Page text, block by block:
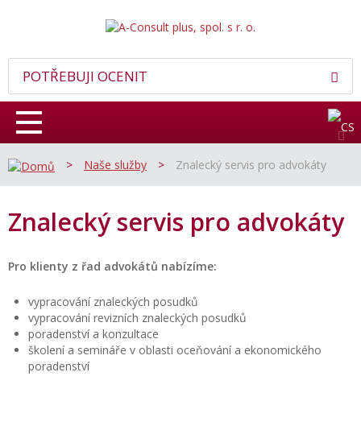
POTŘEBUJI OCENIT
> Naše služby > Znalecký servis pro advokáty
Znalecký servis pro advokáty
Pro klienty z řad advokátů nabízíme:
vypracování znaleckých posudků
vypracování revizních znaleckých posudků
poradenství a konzultace
školení a semináře v oblasti oceňování a ekonomického
poradenství